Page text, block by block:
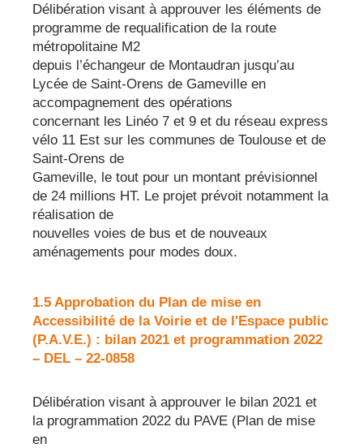
Délibération visant à approuver les éléments de
programme de requalification de la route
métropolitaine M2
depuis l’échangeur de Montaudran jusqu’au
Lycée de Saint-Orens de Gameville en
accompagnement des opérations
concernant les Linéo 7 et 9 et du réseau express
vélo 11 Est sur les communes de Toulouse et de
Saint-Orens de
Gameville, le tout pour un montant prévisionnel
de 24 millions HT. Le projet prévoit notamment la
réalisation de
nouvelles voies de bus et de nouveaux
aménagements pour modes doux.
1.5 Approbation du Plan de mise en
Accessibilité de la Voirie et de l'Espace public
(P.A.V.E.) : bilan 2021 et programmation 2022
– DEL – 22-0858
Délibération visant à approuver le bilan 2021 et
la programmation 2022 du PAVE (Plan de mise
en